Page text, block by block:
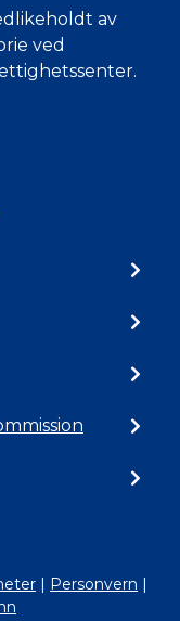
av
ved
| Personvern |